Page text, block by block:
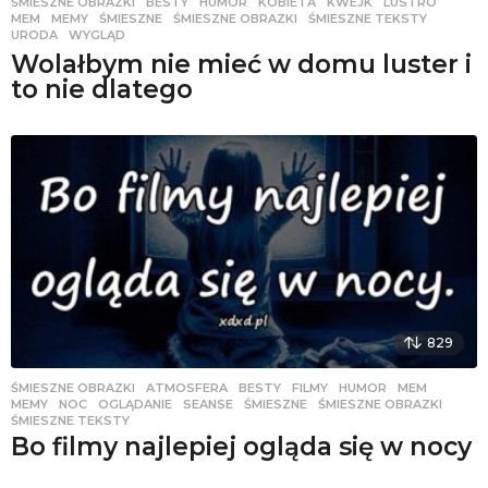
MEM
,MEMY ,ŚMIESZNE ,ŚMIESZNE OBRAZKI ,ŚMIESZNE TEKSTY
URODA
,WYGLĄD
Wolałbym nie mieć w domu luster i
to nie dlatego
829
ŚMIESZNE OBRAZKI ATMOSFERA ,BESTY ,FILMY ,HUMOR ,MEM
MEMY
,NOC ,OGLĄDANIE ,SEANSE ,ŚMIESZNE ,ŚMIESZNE OBRAZKI
ŚMIESZNE TEKSTY
Bo filmy najlepiej ogląda się w nocy